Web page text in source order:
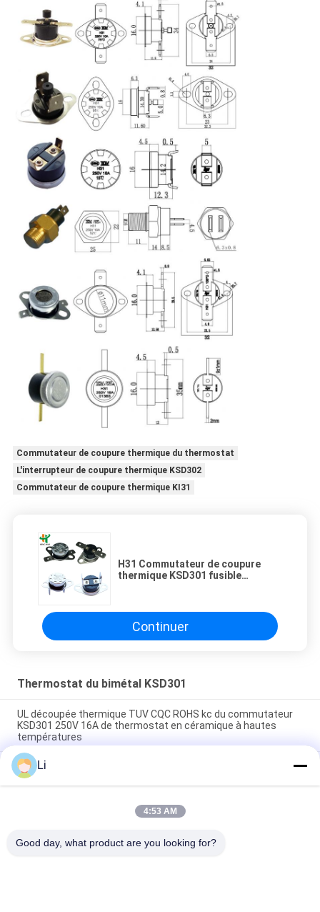
Commutateur de coupure thermique du thermostat
L'interrupteur de coupure thermique KSD302
Commutateur de coupure thermique KI31
H31 Commutateur de coupure
thermique KSD301 fusible
KI31
Continuer
Thermostat du bimétal KSD301
UL découpée thermique TUV CQC ROHS kc du commutateur
KSD301 250V 16A de thermostat en céramique à hautes
températures
Thermostats instantanés d'action de disque bimétallique,
commutateur de commande limité de basse température
H31 250V 10 13C
Le type instantané puissance bimétallique d'action à C.A.
Li
4:53 AM
Good day, what product are you looking for?